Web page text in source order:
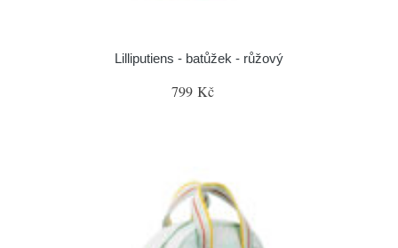
Lilliputiens - batůžek - růžový
799 Kč